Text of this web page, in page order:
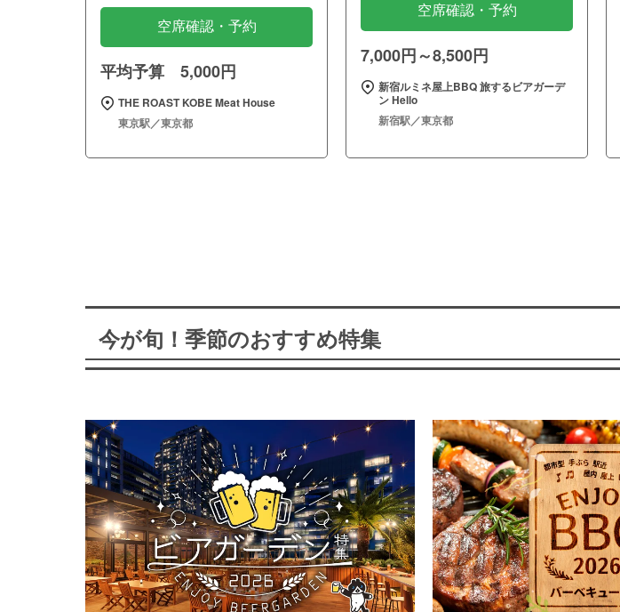
空席確認・予約
平均予算 5,000円
THE ROAST KOBE Meat House
東京駅／東京都
空席確認・予約
7,000円～8,500円
新宿ルミネ屋上BBQ 旅するビアガーデ
ン Hello
新宿駅／東京都
今が旬！季節のおすすめ特集